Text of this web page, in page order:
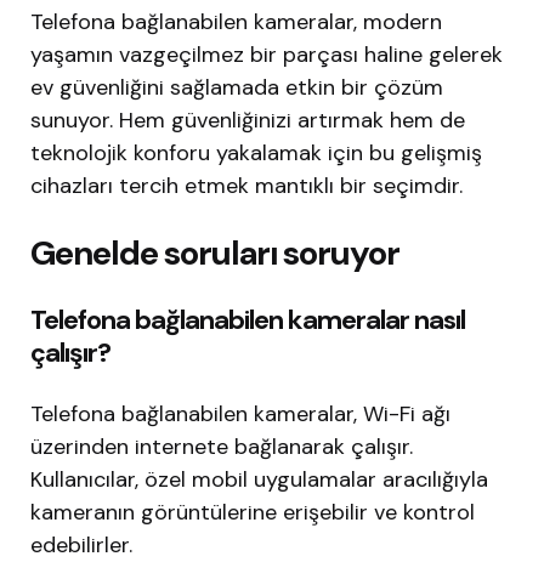
Telefona bağlanabilen kameralar, modern
yaşamın vazgeçilmez bir parçası haline gelerek
ev güvenliğini sağlamada etkin bir çözüm
sunuyor. Hem güvenliğinizi artırmak hem de
teknolojik konforu yakalamak için bu gelişmiş
cihazları tercih etmek mantıklı bir seçimdir.
Genelde soruları soruyor
Telefona bağlanabilen kameralar nasıl
çalışır?
Telefona bağlanabilen kameralar, Wi-Fi ağı
üzerinden internete bağlanarak çalışır.
Kullanıcılar, özel mobil uygulamalar aracılığıyla
kameranın görüntülerine erişebilir ve kontrol
edebilirler.